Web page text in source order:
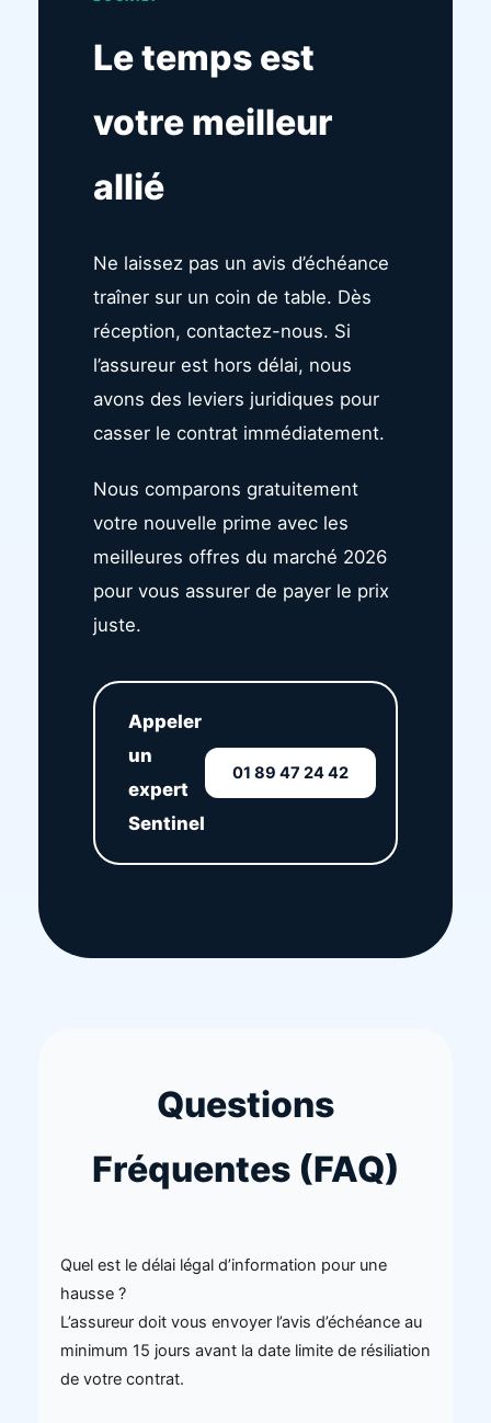
Le temps est
votre meilleur
allié
Ne laissez pas un avis d’échéance
traîner sur un coin de table. Dès
réception, contactez-nous. Si
l’assureur est hors délai, nous
avons des leviers juridiques pour
casser le contrat immédiatement.
Nous comparons gratuitement
votre nouvelle prime avec les
meilleures offres du marché 2026
pour vous assurer de payer le prix
juste.
Appeler
un
expert
Sentinel
01 89 47 24 42
Questions
Fréquentes (FAQ)
Quel est le délai légal d’information pour une
hausse ?
L’assureur doit vous envoyer l’avis d’échéance au
minimum 15 jours avant la date limite de résiliation
de votre contrat.